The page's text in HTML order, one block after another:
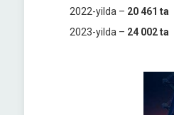
2022-yilda – 20 461 ta
2023-yilda – 24 002 ta